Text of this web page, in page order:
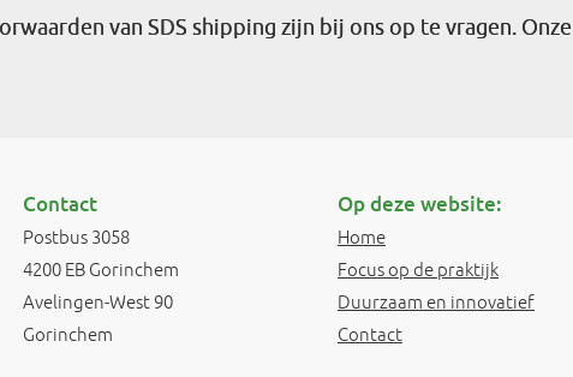
van SDS shipping zijn bij ons op te vragen. Onze
Contact
Postbus 3058
4200 EB Gorinchem
Avelingen-West 90
Gorinchem
Op deze website:
Home
Focus op de praktijk
Duurzaam en innovatief
Contact